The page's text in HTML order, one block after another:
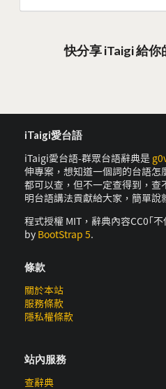
快分享 iTaigi 給你
iTaigi愛台語
iTaigi愛台語-群眾台語辭典是
伸專案，想知道一個詞的台語
都可以查，但不一定查得到，
明台語講法貢獻給大家，簡單說
程式授權 MIT，辭典內容CC0｢
by BootStrap 5.
條款
關於本站
服務條款
隱私權條款
站內服務
查辭典